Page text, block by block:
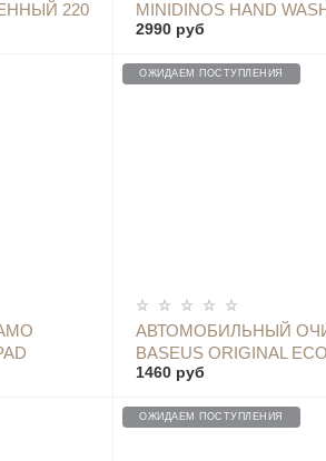
220
MINIDINOS HAND
D04 GREEN
2990 руб
ОЖИДАЕМ ПОСТУПЛЕНИЯ
АВТОМОБИЛЬНЫЙ
BASEUS ORIGINAL
CHARCOAL PURIFIER
1460 руб
ОЖИДАЕМ ПОСТУПЛЕНИЯ